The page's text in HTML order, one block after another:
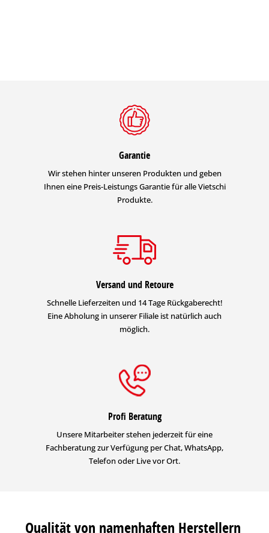
Garantie
Wir stehen hinter unseren Produkten und geben
Ihnen eine Preis-Leistungs Garantie für alle Vietschi
Produkte.
Versand und Retoure
Schnelle Lieferzeiten und 14 Tage Rückgaberecht!
Eine Abholung in unserer Filiale ist natürlich auch
möglich.
Profi Beratung
Unsere Mitarbeiter stehen jederzeit für eine
Fachberatung zur Verfügung per Chat, WhatsApp,
Telefon oder Live vor Ort.
Qualität von namenhaften Herstellern